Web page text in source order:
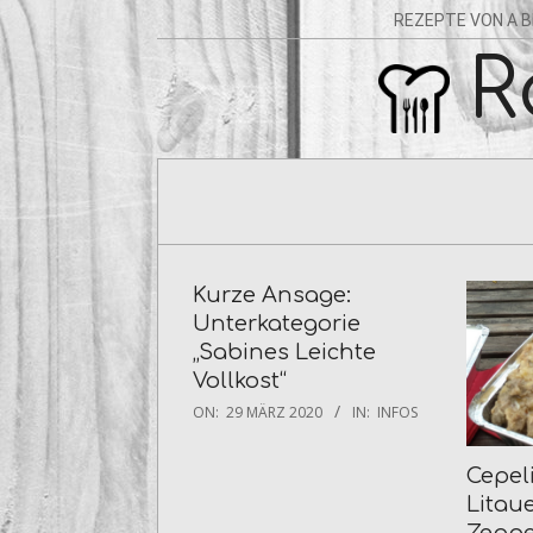
Skip
to
content
Navigation
Menu
REZEPTE VON A
Kurze Ansage:
Unterkategorie
„Sabines Leichte
Vollkost“
2020-
ON: 29 MÄRZ 2020 IN: INFOS